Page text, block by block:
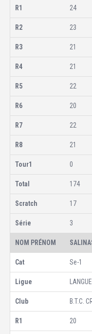
24
23
21
21
22
20
22
21
0
174
17
3
Se-1
B.T.C.
20